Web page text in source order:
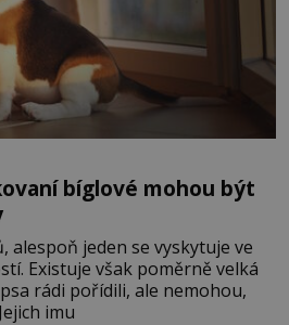
bíglové mohou být
alespoň jeden se vyskytuje ve
Existuje však poměrně velká
rádi pořídili, ale nemohou,
imu